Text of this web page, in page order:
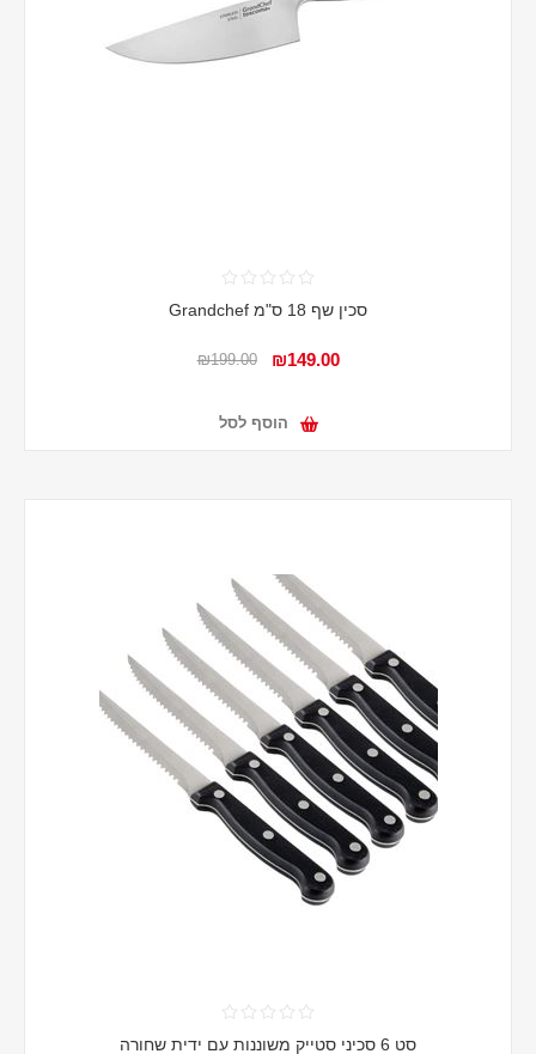
סכין שף 18 ס"מ Grandchef
₪149.00
₪199.00
הוסף לסל
סט 6 סכיני סטייק משוננות עם ידית שחורה